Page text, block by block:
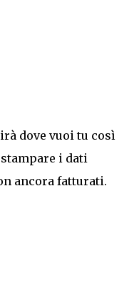
dove vuoi tu così
i dati
ancora fatturati.